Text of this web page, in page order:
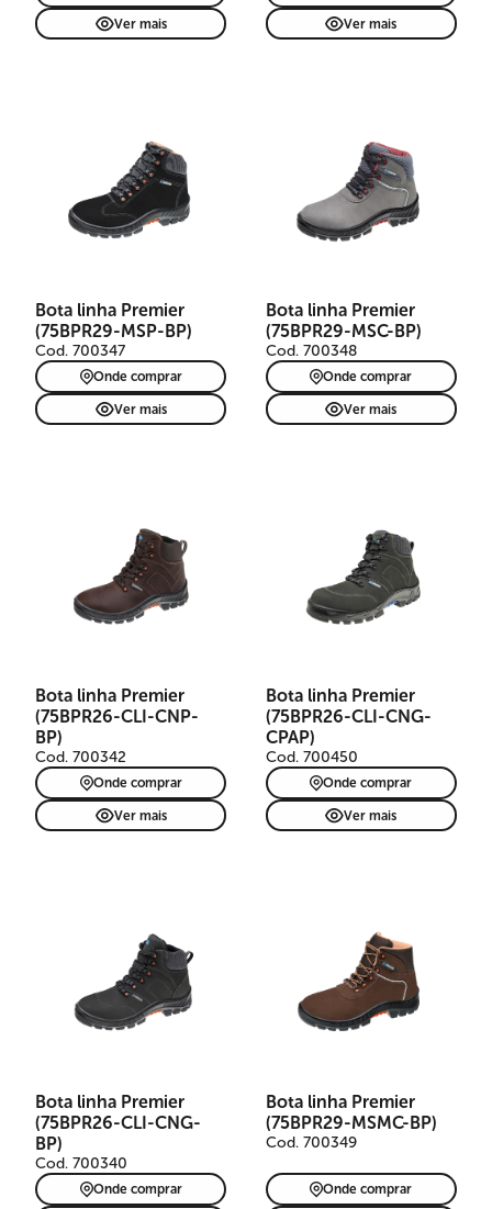
Ver mais Ver mais
Bota linha Premier
(75BPR29-MSP-BP)
Cod. 700347
Onde comprar
Ver mais
Bota linha Premier
(75BPR29-MSC-BP)
Cod. 700348
Onde comprar
Ver mais
Bota linha Premier
(75BPR26-CLI-CNP-
BP)
Cod. 700342
Onde comprar
Ver mais
Bota linha Premier
(75BPR26-CLI-CNG-
CPAP)
Cod. 700450
Onde comprar
Ver mais
Bota linha Premier
(75BPR26-CLI-CNG-
BP)
Cod. 700340
Onde comprar
Bota linha Premier
(75BPR29-MSMC-BP)
Cod. 700349
Onde comprar